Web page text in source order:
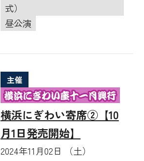
式）
昼公演
主催
横浜にぎわい寄席②【10
月1日発売開始】
2024年11月02日 （土）